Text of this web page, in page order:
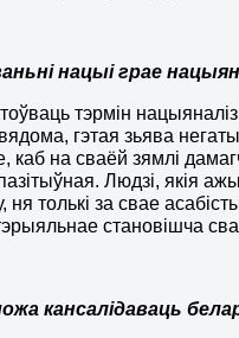
нацыі грае
тэрмін
гэтая зьява
каб на сваёй зямлі
Людзі, якія
толькі за свае
становішча
кансалідаваць